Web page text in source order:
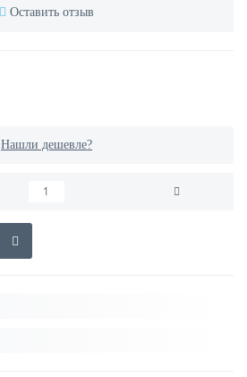
Оставить отзыв
Нашли дешевле?